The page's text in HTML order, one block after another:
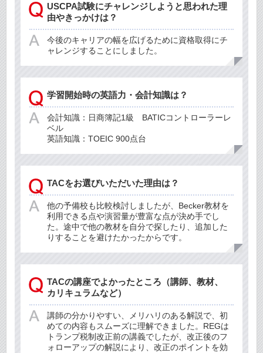
USCPA試験にチャレンジしようと思われた理
由やきっかけは？
今後のキャリアの幅を広げるために資格取得にチ
ャレンジすることにしました。
学習開始時の英語力・会計知識は？
会計知識：日商簿記1級 BATICコントローラーレ
ベル
英語知識：TOEIC 900点台
TACをお選びいただいた理由は？
他の予備校も比較検討しましたが、Becker教材を
利用できる点や演習量が豊富な点が決め手でし
た。途中で他の教材を自分で探したり、追加した
りすることを避けたかったからです。
TACの講座でよかったところ（講師、教材、
カリキュラムなど）
講師の分かりやすい、メリハリのある解説で、初
めての内容もスムーズに理解できました。REGは
トランプ税制改正前の講義でしたが、改正後のフ
ォローアップの解説により、改正のポイントを効